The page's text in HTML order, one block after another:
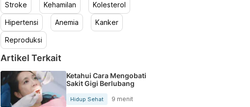
Stroke Kehamilan Kolesterol
Hipertensi Anemia Kanker
Reproduksi
Artikel Terkait
Ketahui Cara Mengobati
Sakit Gigi Berlubang
Hidup Sehat 9 menit